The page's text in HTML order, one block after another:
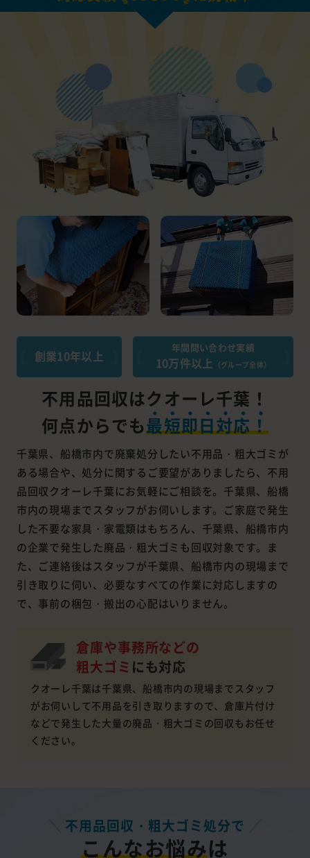
創業10年以上
年間問い合わせ実績
10万件以上 （グループ全体）
不用品回収はクオーレ千葉！
何点からでも最短即日対応！
千葉県、船橋市内で廃棄処分したい不用品・粗大ゴミが
ある場合や、処分に関するご要望がありましたら、不用
品回収クオーレ千葉にお気軽にご相談を。千葉県、船橋
市内の現場までスタッフがお伺いします。ご家庭で発生
した不要な家具・家電類はもちろん、千葉県、船橋市内
の企業で発生した廃品・粗大ゴミも回収対象です。ま
た、ご連絡後はスタッフが千葉県、船橋市内の現場まで
引き取りに伺い、必要なすべての作業に対応しますの
で、事前の梱包・搬出の心配はいりません。
倉庫や事務所などの
粗大ゴミ にも対応
クオーレ千葉は千葉県、船橋市内の現場までスタッフ
がお伺いして不用品を引き取りますので、倉庫片付け
などで発生した大量の廃品・粗大ゴミの回収もお任せ
ください。
不用品回収・粗大ゴミ処分で
こんなお悩みは